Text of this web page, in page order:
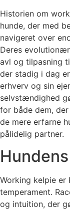
Historien om
hunde, der med
navigeret over
Deres
avl og tilpasning
der stadig i dag
erhverv og sin
selvstændighed
for både dem,
de mere erfarne
pålidelig partner.
Working kelpie
temperament.
og intuition, der